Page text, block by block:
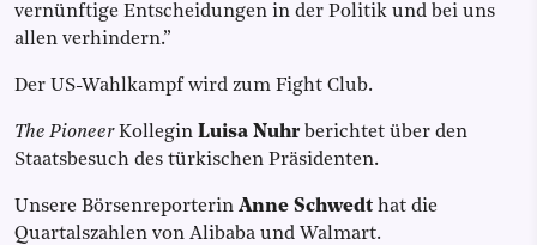
vernünftige Entscheidungen in der Politik und bei uns
allen verhindern.”
Der US-Wahlkampf wird zum Fight Club.
The PioneerKollegin Luisa Nuhrberichtet über den
Staatsbesuch des türkischen Präsidenten.
Unsere Börsenreporterin Anne Schwedt hat die
Quartalszahlen von Alibaba und Walmart.